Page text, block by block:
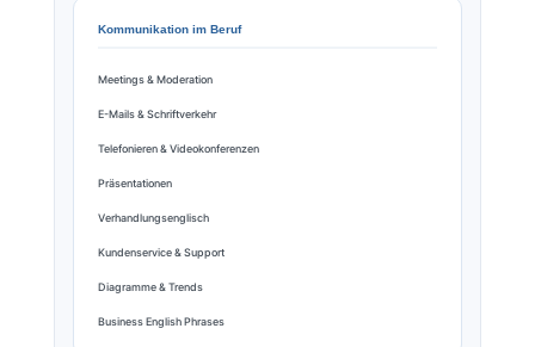
Kommunikation im Beruf
Meetings & Moderation
E-Mails & Schriftverkehr
Telefonieren & Videokonferenzen
Präsentationen
Verhandlungsenglisch
Kundenservice & Support
Diagramme & Trends
Business English Phrases